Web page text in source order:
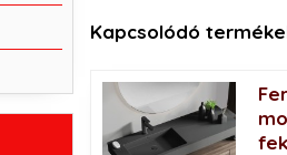
Kapcsolódó